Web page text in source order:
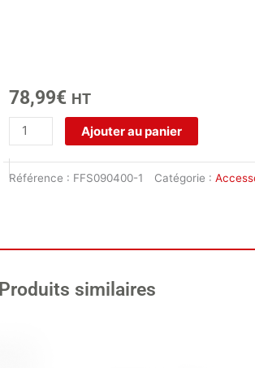
78,99€ HT
quantité
de
Etrier
pour
Ajouter au panier
Référence : FFS090400-1 Catégorie :
Produits similaires